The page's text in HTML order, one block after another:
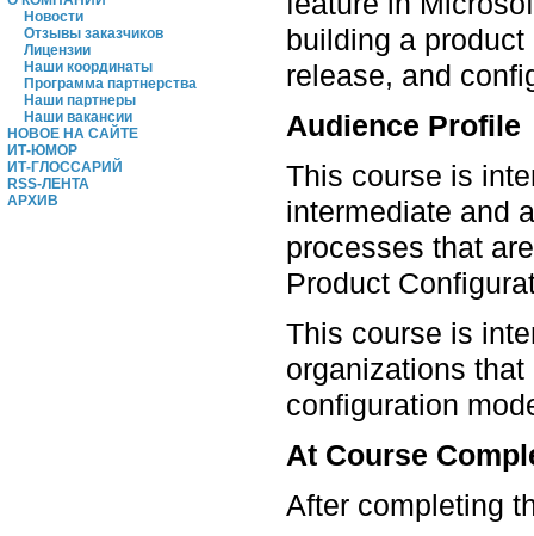
Новости
Отзывы заказчиков
Лицензии
Наши координаты
Программа партнерства
Наши партнеры
Наши вакансии
НОВОЕ НА САЙТЕ
ИТ-ЮМОР
ИТ-ГЛОССАРИЙ
RSS-ЛЕНТА
АРХИВ
building a
release, and
Audience Profile
This course is
intermediate and
processes that
Product
This course is
organizations
configuration
At Course
After completing